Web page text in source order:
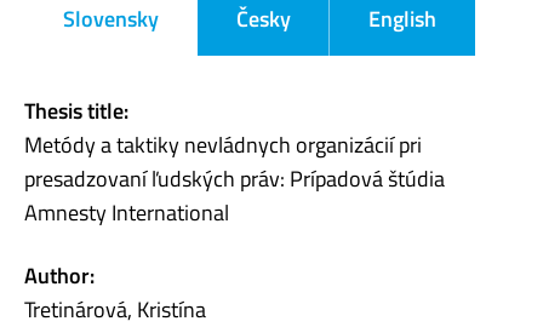
Slovensky Česky English
Thesis title:
Metódy a taktiky nevládnych organizácií pri
presadzovaní ľudských práv: Prípadová štúdia
Amnesty International
Author:
Tretinárová, Kristína